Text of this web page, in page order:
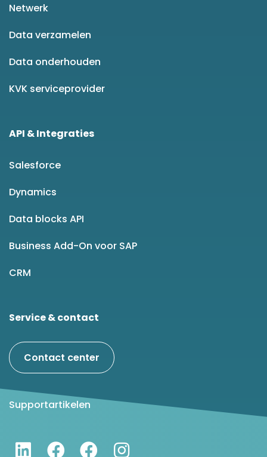
Netwerk
Data verzamelen
Data onderhouden
KVK serviceprovider
API & Integraties
Salesforce
Dynamics
Data blocks API
Business Add-On voor SAP
CRM
Service & contact
Contact center
Supportartikelen